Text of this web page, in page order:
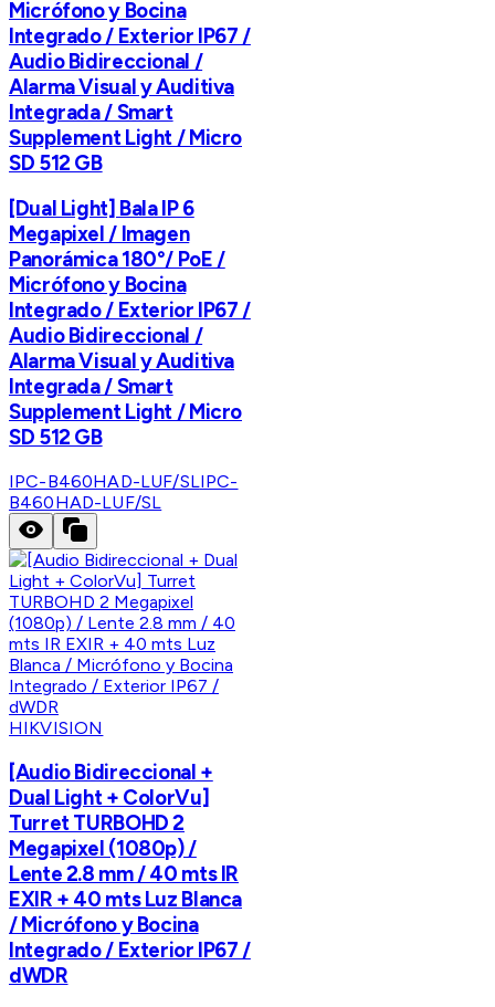
Micrófono y Bocina
Integrado / Exterior IP67 /
Audio Bidireccional /
Alarma Visual y Auditiva
Integrada / Smart
Supplement Light / Micro
SD 512 GB
[Dual Light] Bala IP 6
Megapixel / Imagen
Panorámica 180°/ PoE /
Micrófono y Bocina
Integrado / Exterior IP67 /
Audio Bidireccional /
Alarma Visual y Auditiva
Integrada / Smart
Supplement Light / Micro
SD 512 GB
IPC-B460HAD-LUF/SLIPC-
B460HAD-LUF/SL
HIKVISION
[Audio Bidireccional +
Dual Light + ColorVu]
Turret TURBOHD 2
Megapixel (1080p) /
Lente 2.8 mm / 40 mts IR
EXIR + 40 mts Luz Blanca
/ Micrófono y Bocina
Integrado / Exterior IP67 /
dWDR